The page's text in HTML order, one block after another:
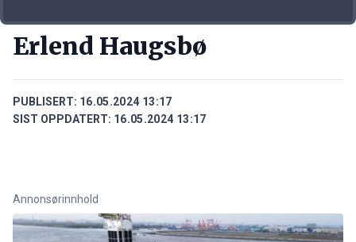
Erlend Haugsbø
PUBLISERT: 16.05.2024 13:17
SIST OPPDATERT: 16.05.2024 13:17
Annonsørinnhold